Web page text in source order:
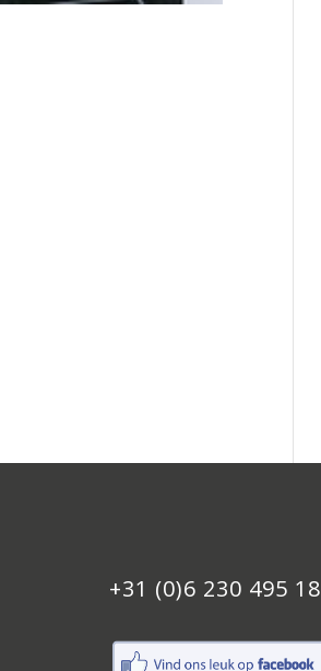
+31 (0)6 230 495 18